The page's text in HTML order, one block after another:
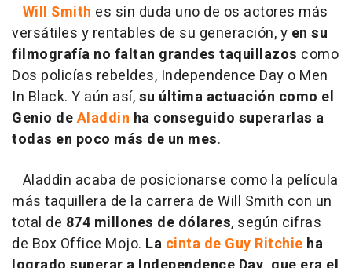
Will Smith es sin duda uno de os actores más
versátiles y rentables de su generación, y en su
filmografía no faltan grandes taquillazos como
Dos policías rebeldes, Independence Day o Men
In Black. Y aún así,su última actuación como el
Genio deAladdin ha conseguido superarlas a
todas en poco más de un mes.
Aladdin acaba de posicionarse como la película
más taquillera de la carrera de Will Smith con un
total de 874 millones de dólares, según cifras
de Box Office Mojo. La cinta de Guy Ritchie ha